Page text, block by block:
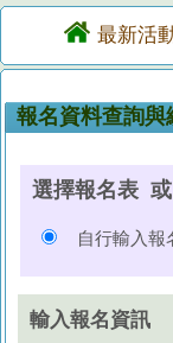
最新活
報名資料查詢與
選擇報名表
自行輸入報
輸入報名資訊